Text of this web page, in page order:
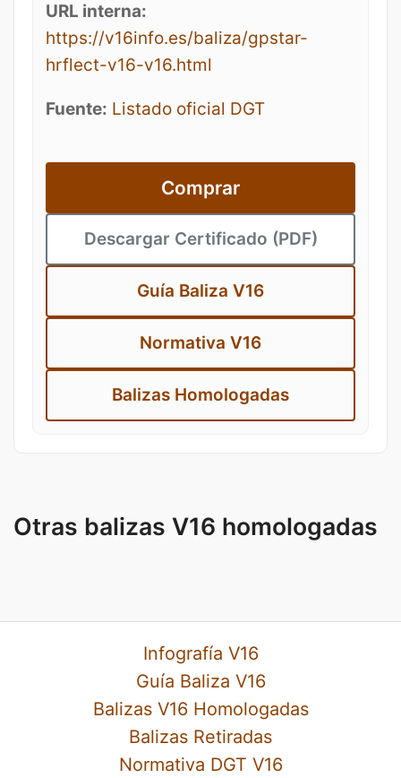
URL interna:
https://v16info.es/baliza/gpstar-
hrflect-v16-v16.html
Fuente: Listado oficial DGT
Comprar
Descargar Certificado (PDF)
Guía Baliza V16
Normativa V16
Balizas Homologadas
Otras balizas V16 homologadas
Infografía V16
Guía Baliza V16
Balizas V16 Homologadas
Balizas Retiradas
Normativa DGT V16